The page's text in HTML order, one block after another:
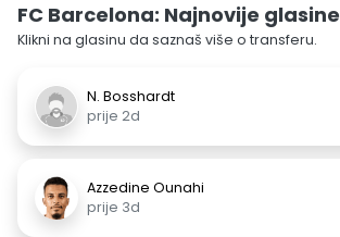
FC Barcelona: Najnovije glasine
Klikni na glasinu da saznaš više o transferu.
N. Bosshardt
prije 2d
Azzedine Ounahi
prije 3d